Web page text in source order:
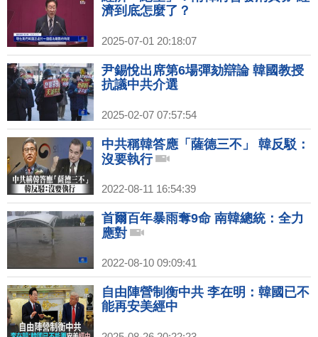
濟到底怎麼了？
2025-07-01 20:18:07
尹錫悅出席第6場彈劾辯論 韓國教授
抗議中共介選
2025-02-07 07:57:54
中共稱韓答應「薩德三不」 韓反駁：
沒要執行
2022-08-11 16:54:39
首爾百年暴雨奪9命 南韓總統：全力
應對
2022-08-10 09:09:41
自由陣營制衡中共 李在明：韓國已不
能再安美經中